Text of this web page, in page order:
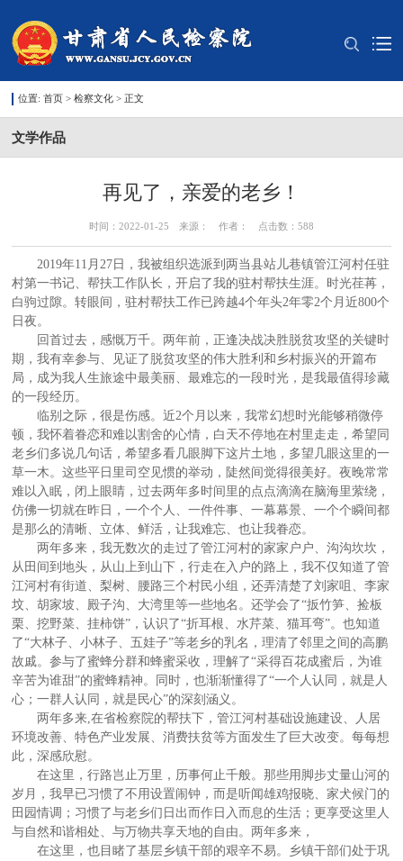
位置: 首页> 检察文化> 正文
文学作品
再见了，亲爱的老乡！
时间：2022-01-25 来源： 作者： 点击数： 588
2019年11月27日，我被组织选派到两当县站儿巷镇管江河村任驻
村第一书记、帮扶工作队长，开启了我的驻村帮扶生涯。时光荏苒，
白驹过隙。转眼间，驻村帮扶工作已跨越4个年头2年零2个月近800个
日夜。
回首过去，感慨万千。两年前，正逢决战决胜脱贫攻坚的关键时
期，我有幸参与、见证了脱贫攻坚的伟大胜利和乡村振兴的开篇布
局，成为我人生旅途中最美丽、最难忘的一段时光，是我最值得珍藏
的一段经历。
临别之际，很是伤感。近2个月以来，我常幻想时光能够稍微停
顿，我怀着眷恋和难以割舍的心情，白天不停地在村里走走，希望同
老乡们多说几句话，希望多看几眼脚下这片土地，多望几眼这里的一
草一木。这些平日里司空见惯的举动，陡然间觉得很美好。夜晚常常
难以入眠，闭上眼睛，过去两年多时间里的点点滴滴在脑海里萦绕，
仿佛一切就在昨日，一个个人、一件件事、一幕幕景、一个个瞬间都
是那么的清晰、立体、鲜活，让我难忘、也让我眷恋。
两年多来，我无数次的走过了管江河村的家家户户、沟沟坎坎，
从田间到地头，从山上到山下，行走在入户的路上，我不仅知道了管
江河村有街道、梨树、腰路三个村民小组，还弄清楚了刘家咀、李家
坟、胡家坡、殿子沟、大湾里等一些地名。还学会了“扳竹笋、捡板
栗、挖野菜、挂柿饼”，认识了“折耳根、水芹菜、猫耳弯”。也知道
了“大林子、小林子、五娃子”等老乡的乳名，理清了邻里之间的高鹏
故戚。参与了蜜蜂分群和蜂蜜采收，理解了“采得百花成蜜后，为谁
辛苦为谁甜”的蜜蜂精神。同时，也渐渐懂得了“一个人认同，就是人
心；一群人认同，就是民心”的深刻涵义。
两年多来,在省检察院的帮扶下，管江河村基础设施建设、人居
环境改善、特色产业发展、消费扶贫等方面发生了巨大改变。每每想
此，深感欣慰。
在这里，行路岂止万里，历事何止千般。那些用脚步丈量山河的
岁月，我早已习惯了不用设置闹钟，而是听闻雄鸡报晓、家犬候门的
田园情调；习惯了与老乡们日出而作日入而息的生活；更享受这里人
与自然和谐相处、与万物共享天地的自由。两年多来，
在这里，也目睹了基层乡镇干部的艰辛不易。乡镇干部们处于巩